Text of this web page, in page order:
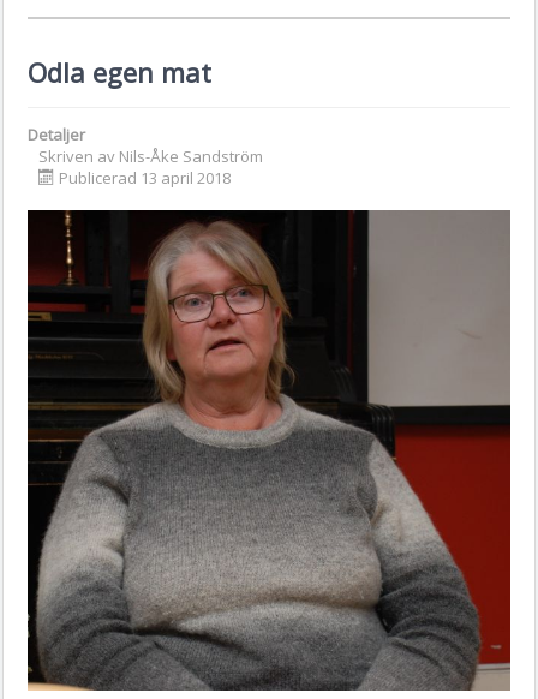
Odla egen mat
Detaljer
Skriven av Nils-Åke Sandström
Publicerad 13 april 2018